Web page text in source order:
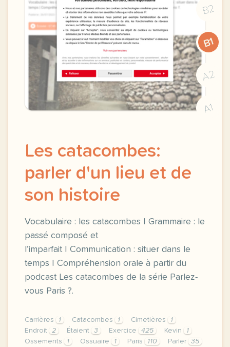
B2
B1
A2
A1
Les catacombes:
parler d'un lieu et de
son histoire
Vocabulaire : les catacombes | Grammaire : le
passé composé et
l’imparfait | Communication : situer dans le
temps | Compréhension orale à partir du
podcast Les catacombes de la série Parlez-
vous Paris ?.
Carrières 1 Catacombes 1 Cimetières
1
Endroit
2 Étaient 3 Exercice 425 Kevin
1
Ossements
1 Ossuaire 1 Paris 110 Parler
35